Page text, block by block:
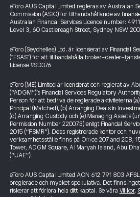
eToro AUS Capital Limited regleras av Australian
Commission (ASIC) för tillhandahållande av
Australian Financial Services Licence number:
Level 3, 60 Castlereagh Street, Sydney NSW
eToro (Seychelles) Ltd. är licensierat av Financial
("FSAS") för att tillhandahålla broker-dealer-
License #SD076
eToro (ME) Limited är licensierat och reglerat av
(“ADGM”)’s Financial Services Regulatory
Person för att bedriva de reglerade aktiviteterna
Principal (Matched), (b) Arranging Deals in
(d) Arranging Custody och (e) Managing Assets
Permission Number 220073) enligt Financial
2015 (“FSMR”). Dess registrerade kontor och
verksamhetsställe finns på Office 207 and 208,
Tower, ADGM Square, Al Maryah Island, Abu
(“UAE”).
eToro AUS Capital Limited ACN 612 791 803
oreglerade och mycket spekulativa. Det finns
riskerar att förlora hela ditt kapital. Se våra Villkor.